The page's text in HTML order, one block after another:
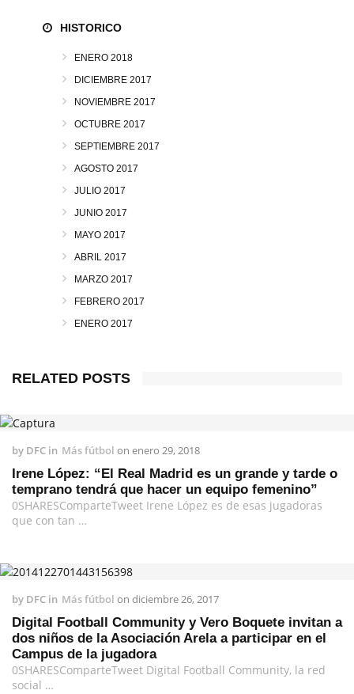
HISTORICO
ENERO 2018
DICIEMBRE 2017
NOVIEMBRE 2017
OCTUBRE 2017
SEPTIEMBRE 2017
AGOSTO 2017
JULIO 2017
JUNIO 2017
MAYO 2017
ABRIL 2017
MARZO 2017
FEBRERO 2017
ENERO 2017
RELATED POSTS
by DFC in Más fútbol on enero 29, 2018
Irene López: “El Real Madrid es un grande y tarde o
temprano tendrá que hacer un equipo femenino”
0SHARESComparteTweet Irene López es de esas jugadoras
que con tan …
by DFC in Más fútbol on diciembre 26, 2017
Digital Football Community y Vero Boquete invitan a
dos niños de la Asociación Arela a participar en el
Campus de la jugadora
0SHARESComparteTweet Digital Football Community, la red
social …